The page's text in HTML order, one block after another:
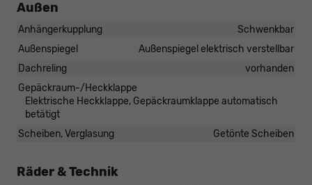
Außen
Anhängerkupplung
Schwenkbar
Außenspiegel
Außenspiegel elektrisch verstellbar
Dachreling
vorhanden
Gepäckraum-/Heckklappe
Elektrische Heckklappe, Gepäckraumklappe automatisch
betätigt
Scheiben, Verglasung
Getönte Scheiben
Räder & Technik